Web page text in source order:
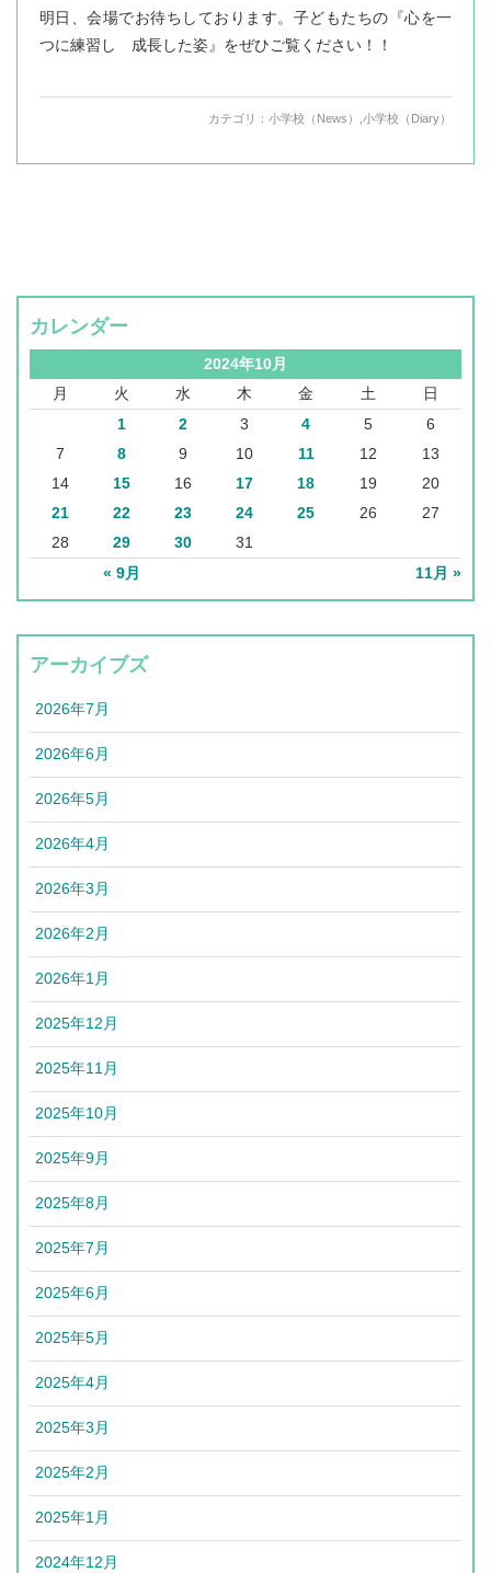
明日、会場でお待ちしております。子どもたちの『心を一
つに練習し 成長した姿』をぜひご覧ください！！
カテゴリ： 小学校（News） 小学校（Diary）
カレンダー
2024年10月
月
火 水 木 金 土 日
« 9月 11月 »
1 2 3 4 5
6
7
8 9 10 11 12
13
14
15 16 17 18 19
20
21
22 23 24 25 26
27
28
29 30 31
アーカイブズ
2026年7月
2026年6月
2026年5月
2026年4月
2026年3月
2026年2月
2026年1月
2025年12月
2025年11月
2025年10月
2025年9月
2025年8月
2025年7月
2025年6月
2025年5月
2025年4月
2025年3月
2025年2月
2025年1月
2024年12月